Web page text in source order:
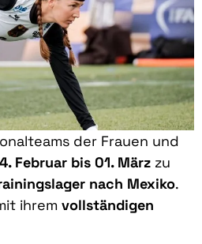
der Frauen und
Februar bis 01. März zu
nach Mexiko.
ihrem vollständigen